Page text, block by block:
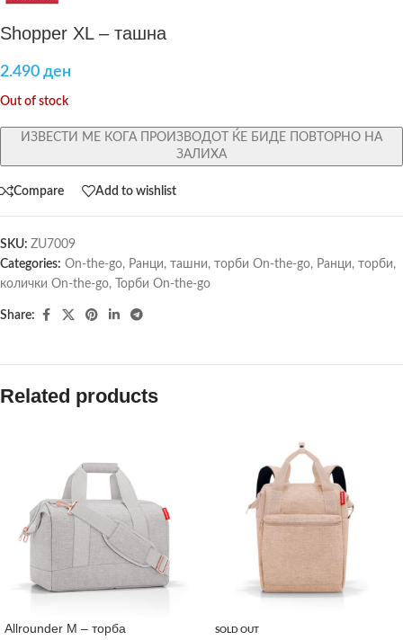
Shopper XL – ташна
2.490 ден
Out of stock
ИЗВЕСТИ МЕ КОГА ПРОИЗВОДОТ ЌЕ БИДЕ ПОВТОРНО НА
ЗАЛИХА
Compare Add to wishlist
SKU: ZU7009
Categories: On-the-go, Ранци, ташни, торби On-the-go, Ранци, торби,
колички On-the-go, Торби On-the-go
Share:
Related products
Allrounder M – торба SOLD OUT